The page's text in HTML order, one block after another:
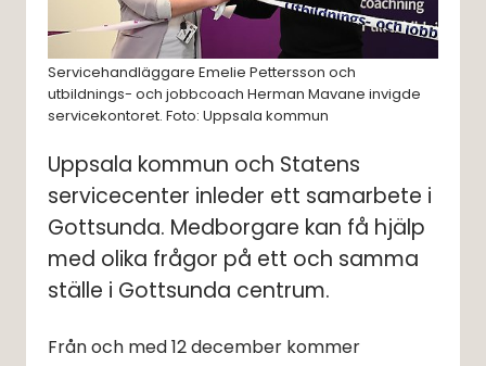
Servicehandläggare Emelie Pettersson och
utbildnings- och jobbcoach Herman Mavane invigde
servicekontoret. Foto: Uppsala kommun
Uppsala kommun och Statens
servicecenter inleder ett samarbete i
Gottsunda. Medborgare kan få hjälp
med olika frågor på ett och samma
ställe i Gottsunda centrum.
Från och med 12 december kommer